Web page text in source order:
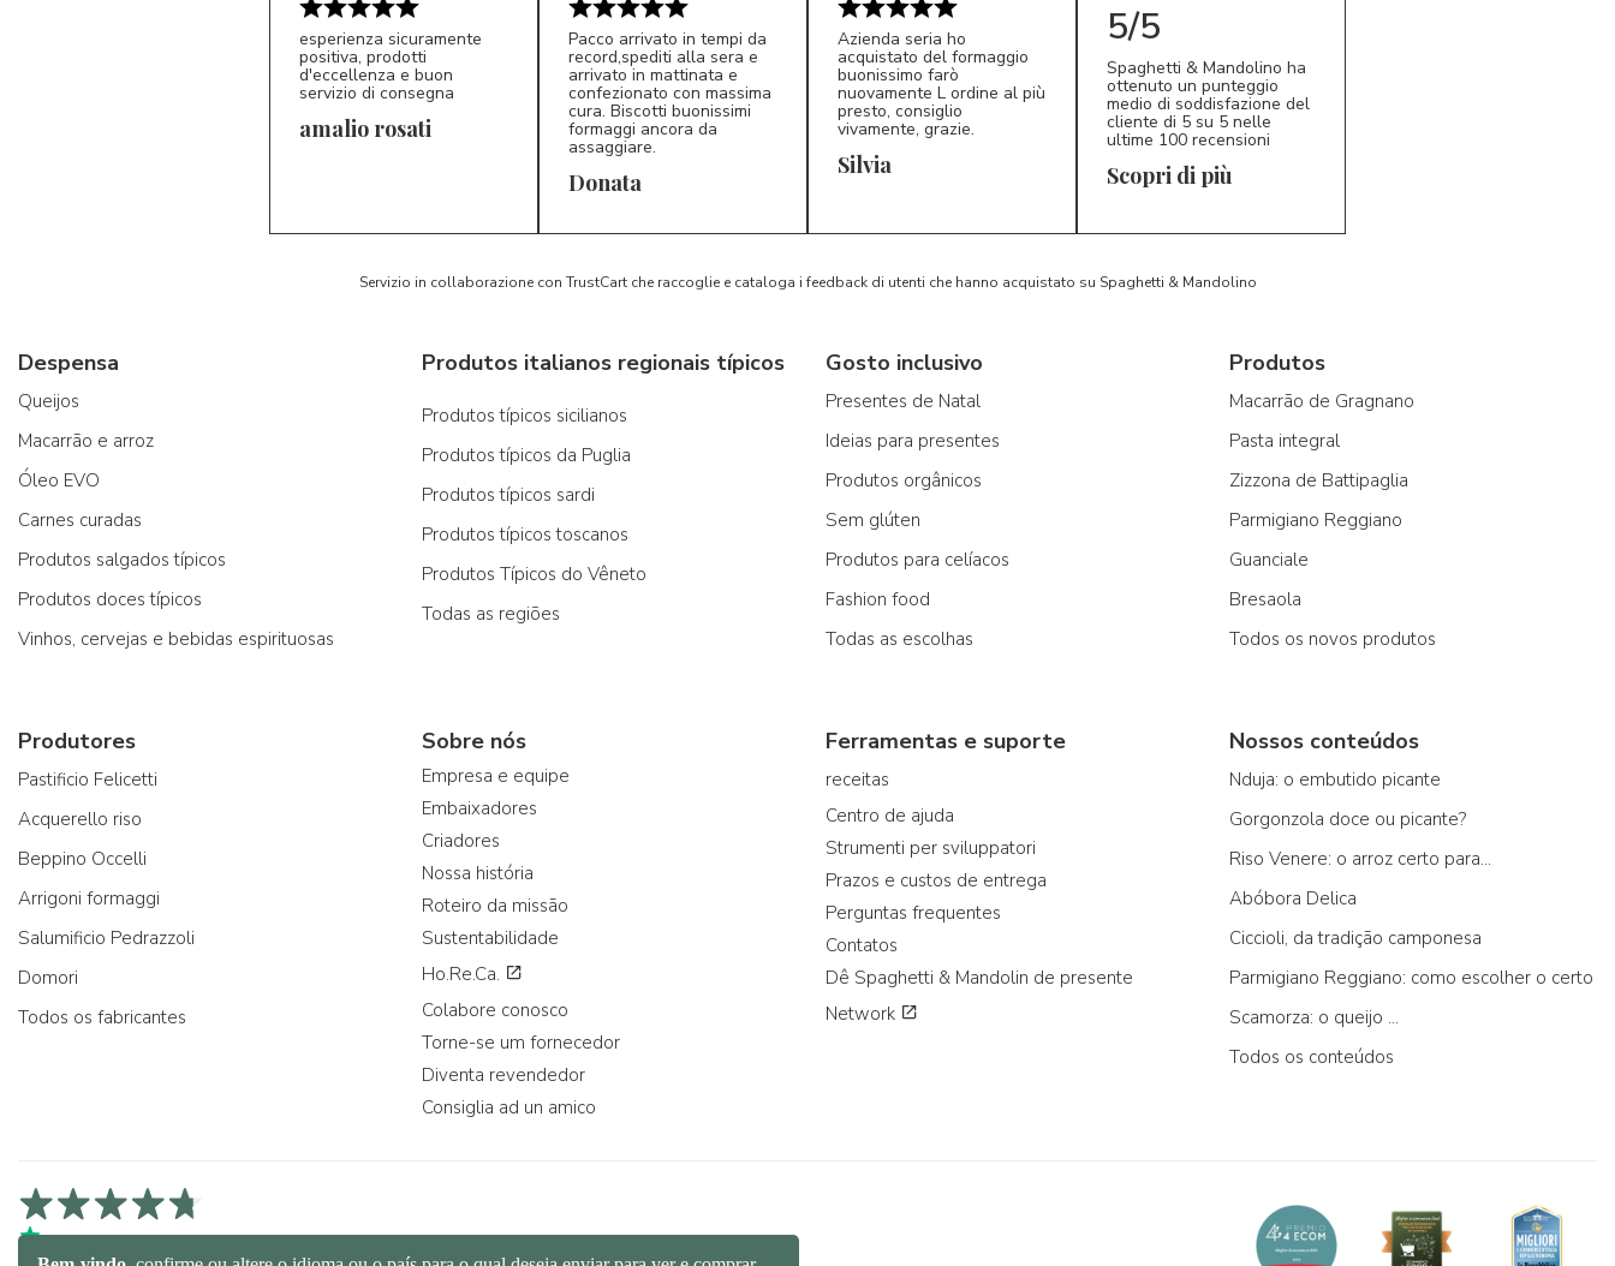
esperienza sicuramente
positiva, prodotti
d'eccellenza e buon
servizio di consegna
amalio rosati
D*
Pacco arrivato in tempi da
record,spediti alla sera e
arrivato in mattinata e
confezionato con massima
cura. Biscotti buonissimi
formaggi ancora da
assaggiare.
Donata S*
Azienda seria ho
acquistato del formaggio
buonissimo farò
nuovamente L ordine al più
presto, consiglio
vivamente, grazie.
Silvia
5/5
Spaghetti & Mandolino ha
ottenuto un punteggio
medio di soddisfazione del
cliente di 5 su 5 nelle
ultime 100 recensioni
Scopri di più
Servizio in collaborazione con TrustCart che raccoglie e cataloga i feedback di utenti che hanno acquistato su Spaghetti & Mandolino
Despensa
Queijos
Macarrão e arroz
Óleo EVO
Carnes curadas
Produtos salgados típicos
Produtos doces típicos
Vinhos, cervejas e bebidas espirituosas
Produtos italianos regionais típicos
Produtos típicos sicilianos
Produtos típicos da Puglia
Produtos típicos sardi
Produtos típicos toscanos
Produtos Típicos do Vêneto
Todas as regiões
Gosto inclusivo
Presentes de Natal
Ideias para presentes
Produtos orgânicos
Sem glúten
Produtos para celíacos
Fashion food
Todas as escolhas
Produtos
Macarrão de Gragnano
Pasta integral
Zizzona de Battipaglia
Parmigiano Reggiano
Guanciale
Bresaola
Todos os novos produtos
Produtores
Pastificio Felicetti
Acquerello riso
Beppino Occelli
Arrigoni formaggi
Salumificio Pedrazzoli
Domori
Todos os fabricantes
Sobre nós
Empresa e equipe
Embaixadores
Criadores
Nossa história
Roteiro da missão
Sustentabilidade
Ho.Re.Ca.
Colabore conosco
Torne-se um fornecedor
Diventa revendedor
Consiglia ad un amico
Ferramentas e suporte
receitas
Centro de ajuda
Strumenti per sviluppatori
Prazos e custos de entrega
Perguntas frequentes
Contatos
Dê Spaghetti & Mandolin de presente
Network
Nossos conteúdos
Nduja: o embutido picante
Gorgonzola doce ou picante?
Riso Venere: o arroz certo para...
Abóbora Delica
Ciccioli, da tradição camponesa
Parmigiano Reggiano: como escolher o certo
Scamorza: o queijo ...
Todos os conteúdos
4,7/5 na Trustpilot